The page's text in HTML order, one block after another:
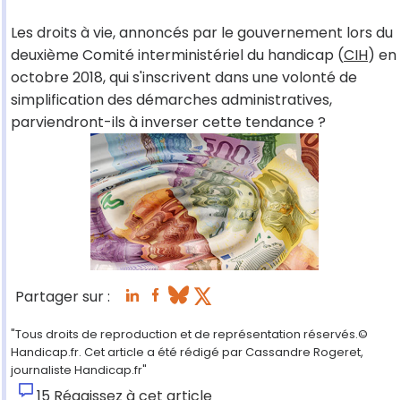
Les droits à vie, annoncés par le gouvernement lors du
deuxième Comité interministériel du handicap (CIH) en
octobre 2018, qui s'inscrivent dans une volonté de
simplification des démarches administratives,
parviendront-ils à inverser cette tendance ?
Partager sur :
"Tous droits de reproduction et de représentation réservés.©
Handicap.fr. Cet article a été rédigé par Cassandre Rogeret,
journaliste Handicap.fr"